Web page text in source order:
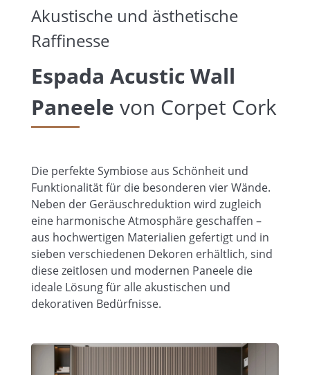
Akustische und ästhetische
Raffinesse
Espada Acustic Wall
Paneele von Corpet Cork
Die perfekte Symbiose aus Schönheit und
Funktionalität für die besonderen vier Wände.
Neben der Geräuschreduktion wird zugleich
eine harmonische Atmosphäre geschaffen –
aus hochwertigen Materialien gefertigt und in
sieben verschiedenen Dekoren erhältlich, sind
diese zeitlosen und modernen Paneele die
ideale Lösung für alle akustischen und
dekorativen Bedürfnisse.